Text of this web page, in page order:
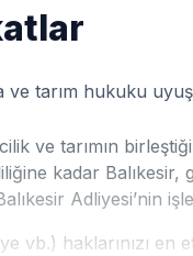
tarım hukuku
ve tarımın
kadar Balıkesir,
Adliyesi’nin
vb.) haklarınızı en